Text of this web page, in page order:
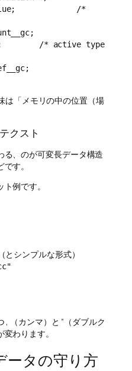
は「メモリの中の位置（場
クスト
、のが可変長データ構造
す。
例です。
シンプルな形式）
, （カンマ）と “（ダブルク
わります。
ータの守り方